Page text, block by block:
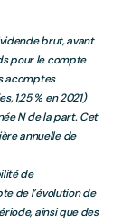
brut, avant
pour le compte
acomptes
1,25 % en 2021)
N de la part. Cet
annuelle de
de
de l’évolution de
ainsi que des